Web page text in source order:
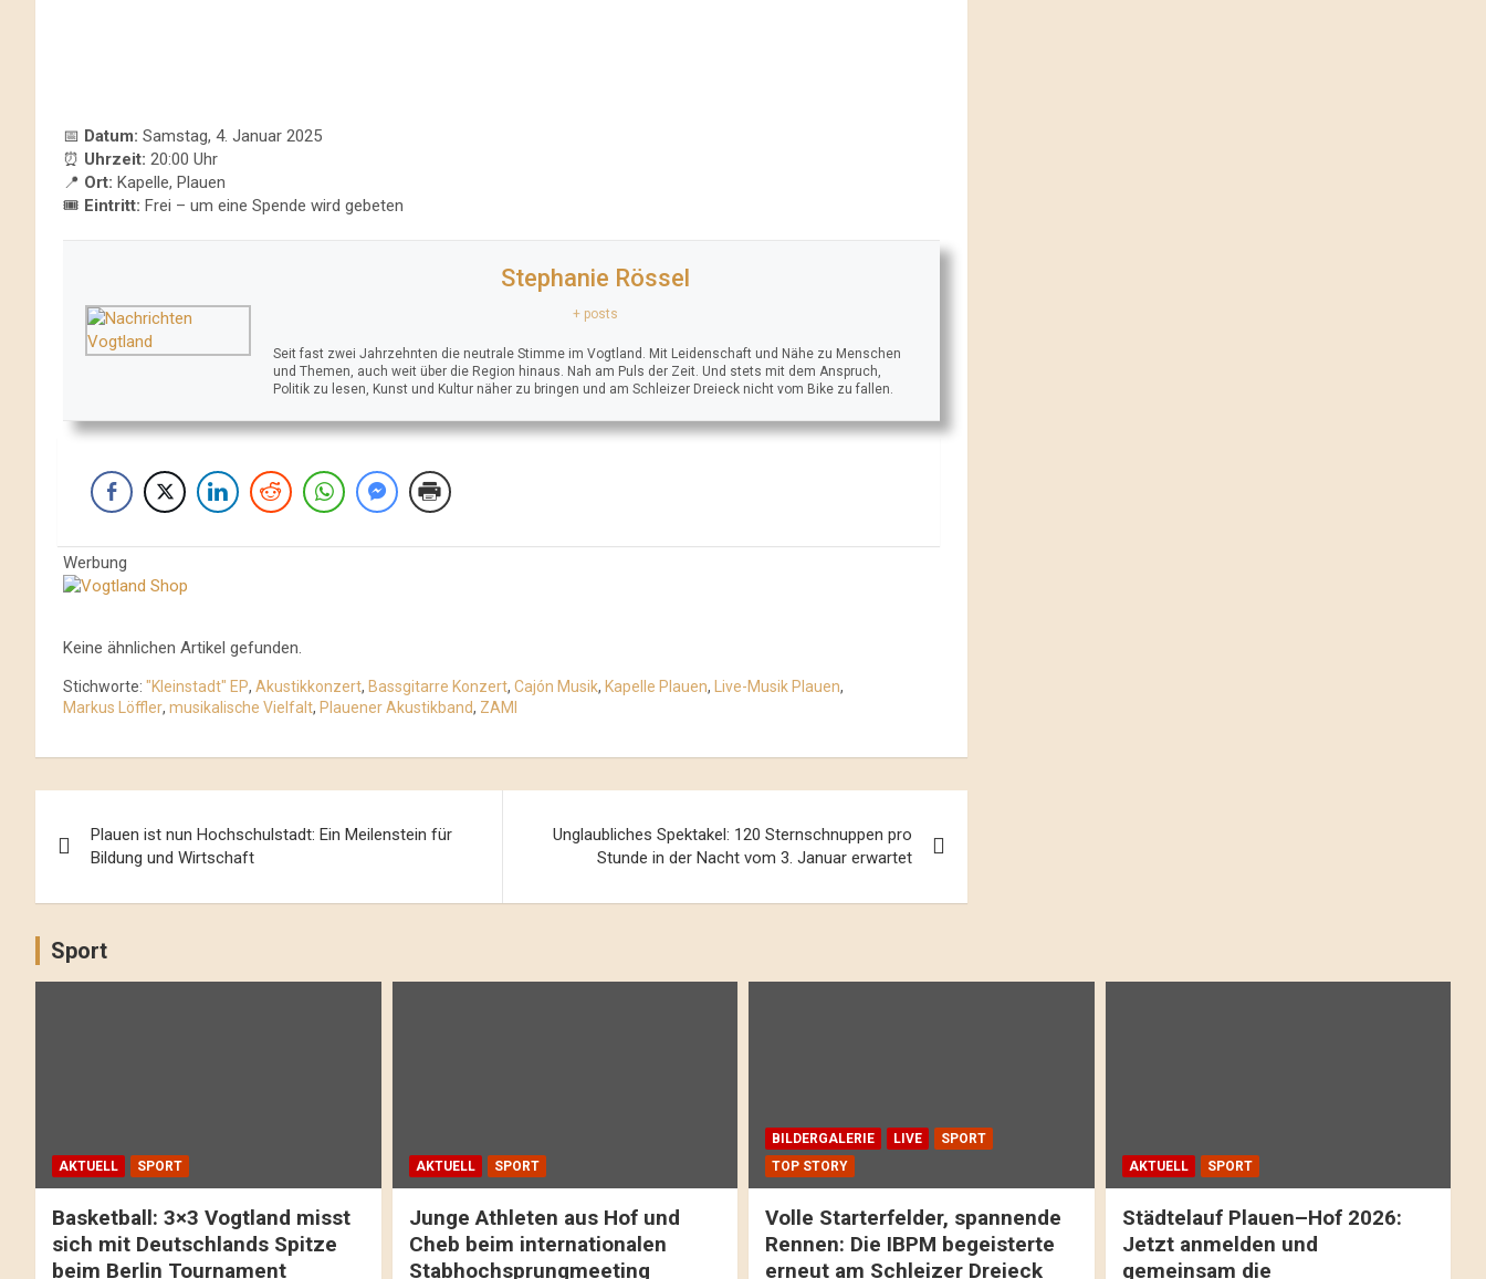
📅 Datum: Samstag, 4. Januar 2025
⏰ Uhrzeit: 20:00 Uhr
📍 Ort: Kapelle, Plauen
🎟️ Eintritt: Frei – um eine Spende wird gebeten
Stephanie Rössel
+ posts
Seit fast zwei Jahrzehnten die neutrale Stimme im Vogtland. Mit Leidenschaft und Nähe zu Menschen
und Themen, auch weit über die Region hinaus. Nah am Puls der Zeit. Und stets mit dem Anspruch,
Politik zu lesen, Kunst und Kultur näher zu bringen und am Schleizer Dreieck nicht vom Bike zu fallen.
Werbung
Keine ähnlichen Artikel gefunden.
Stichworte: "Kleinstadt" EP, Akustikkonzert, Bassgitarre Konzert, Cajón Musik, Kapelle Plauen, Live-Musik Plauen,
Markus Löffler, musikalische Vielfalt, Plauener Akustikband, ZAMI
Navigation
Plauen ist nun Hochschulstadt: Ein Meilenstein für
Bildung und Wirtschaft
Unglaubliches Spektakel: 120 Sternschnuppen pro
Stunde in der Nacht vom 3. Januar erwartet
Sport
AKTUELL SPORT
Basketball: 3×3 Vogtland misst
sich mit Deutschlands Spitze
beim Berlin Tournament
AKTUELL SPORT
Junge Athleten aus Hof und
Cheb beim internationalen
Stabhochsprungmeeting
BILDERGALERIE LIVE
SPORT
TOP STORY
Volle Starterfelder, spannende
Rennen: Die IBPM begeisterte
erneut am Schleizer Dreieck
AKTUELL SPORT
Städtelauf Plauen–Hof 2026:
Jetzt anmelden und
gemeinsam die